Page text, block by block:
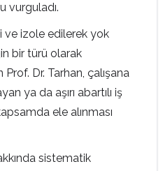
vurguladı.
ve izole edilerek yok
bir türü olarak
Dr. Tarhan, çalışana
ya da aşırı abartılı iş
ele alınması
sistematik